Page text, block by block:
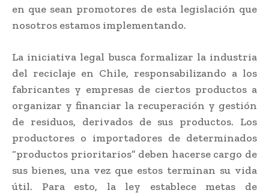
en que sean promotores de esta legislación que
nosotros estamos implementando.
La iniciativa legal busca formalizar la industria
del reciclaje en Chile, responsabilizando a los
fabricantes y empresas de ciertos productos a
organizar y financiar la recuperación y gestión
de residuos, derivados de sus productos. Los
productores o importadores de determinados
“productos prioritarios” deben hacerse cargo de
sus bienes, una vez que estos terminan su vida
útil. Para esto, la ley establece metas de